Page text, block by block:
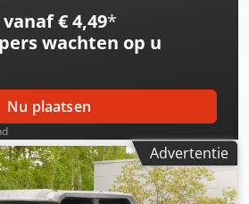
Pools, Oekraïens, Russisch,
€ 4,49*
wachten op u
Nu plaatsen
Advertentie